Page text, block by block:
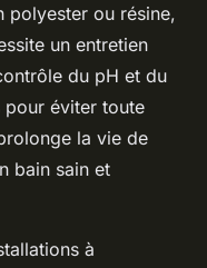
polyester ou résine,
un entretien
du pH et du
éviter toute
la vie de
bain sain et
à